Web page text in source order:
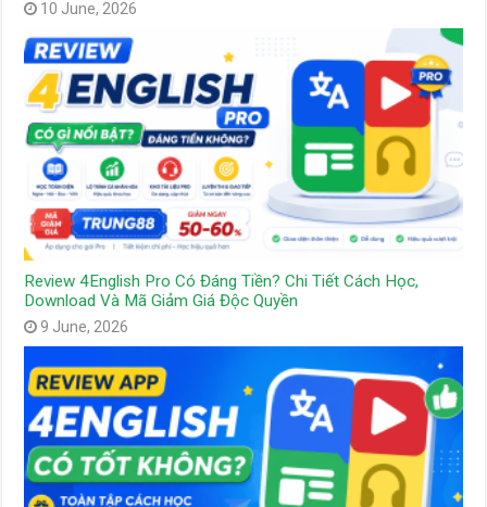
10 June, 2026
Review 4English Pro Có Đáng Tiền? Chi Tiết Cách Học,
Download Và Mã Giảm Giá Độc Quyền
9 June, 2026